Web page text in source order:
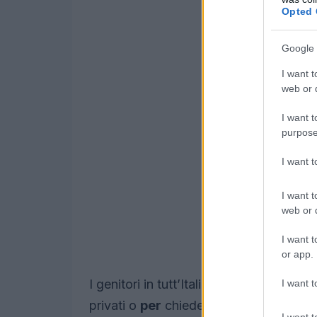
Opted
Google
I want
web or
I want
I want
I want
web or
I want
or app.
I want
I genitori in tutt’Italia, si sono
privati o per chiedere il cinque